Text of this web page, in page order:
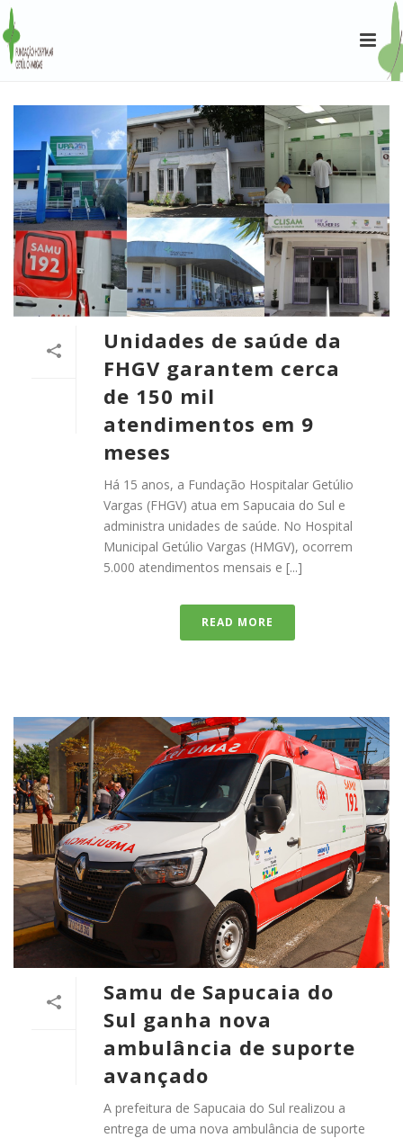
Unidades de saúde da
FHGV garantem cerca
de 150 mil
atendimentos em 9
meses
Há 15 anos, a Fundação Hospitalar Getúlio
Vargas (FHGV) atua em Sapucaia do Sul e
administra unidades de saúde. No Hospital
Municipal Getúlio Vargas (HMGV), ocorrem
5.000 atendimentos mensais e [...]
READ MORE
Samu de Sapucaia do
Sul ganha nova
ambulância de suporte
avançado
A prefeitura de Sapucaia do Sul realizou a
entrega de uma nova ambulância de suporte